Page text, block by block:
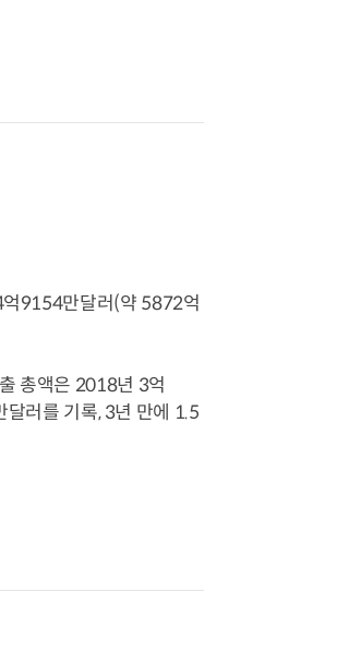
9154만달러(약 5872억
총액은 2018년 3억
러를 기록, 3년 만에 1.5